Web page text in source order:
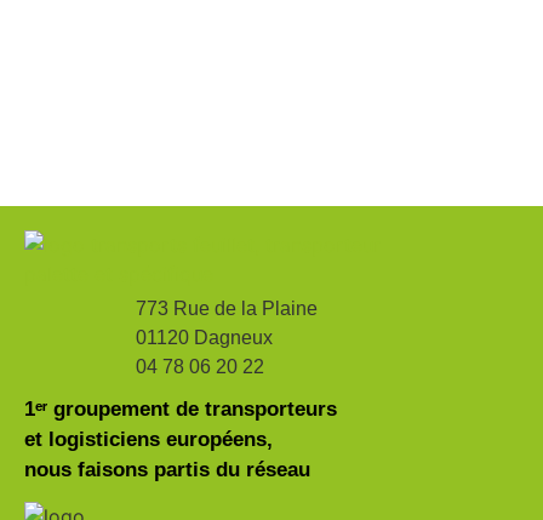
773 Rue de la Plaine
01120 Dagneux
04 78 06 20 22
1ᵉʳ groupement de transporteurs
et logisticiens européens,
nous faisons partis du réseau